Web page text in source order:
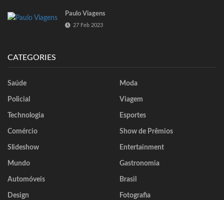
Paulo Viagens
27 Feb 2023
CATEGORIES
Saúde Moda
Policial Viagem
Technologia Esportes
Comércio Show de Prêmios
Slideshow Entertainment
Mundo Gastronomia
Automóveis Brasil
Design Fotografia